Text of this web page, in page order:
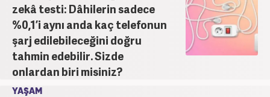
zekâ testi: Dâhilerin sadece
%0,1’i aynı anda kaç telefonun
şarj edilebileceğini doğru
tahmin edebilir. Sizde
onlardan biri misiniz?
YAŞAM